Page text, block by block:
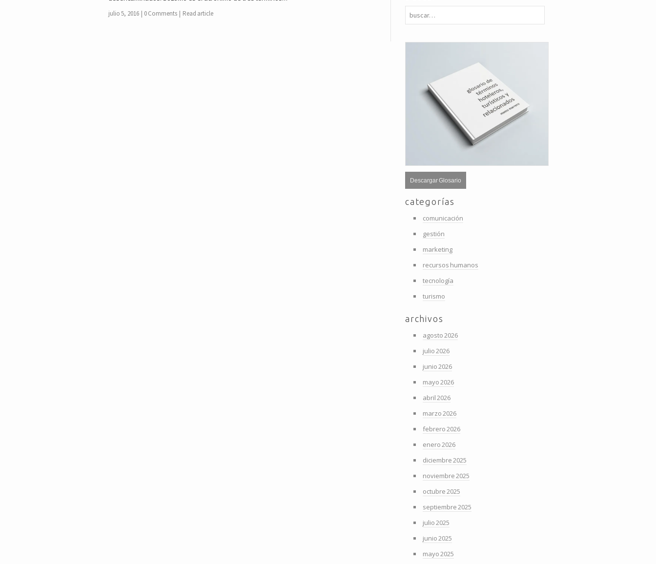
julio 5, 2016 0 Comments Read article
Descargar Glosario
categorías
comunicación
gestión
marketing
recursos humanos
tecnología
turismo
archivos
agosto 2026
julio 2026
junio 2026
mayo 2026
abril 2026
marzo 2026
febrero 2026
enero 2026
diciembre 2025
noviembre 2025
octubre 2025
septiembre 2025
julio 2025
junio 2025
mayo 2025